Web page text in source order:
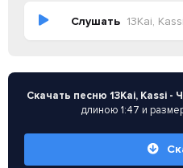
Слушать 13Kai,
Скачать песню 13Kai, Kassi -
длиною 1:47 и